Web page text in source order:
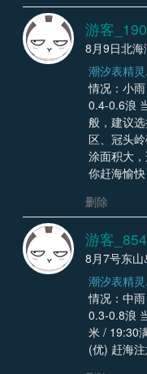
游客
8月9日北
潮汐表精
情况：小
0.4-0.6浪
般，建议
区、冠头
涂面积大
你赶海愉快
删除
游客
8月7号东
潮汐表精
情况：中
0.3-0.8浪
米 / 19:30
(优) 赶海